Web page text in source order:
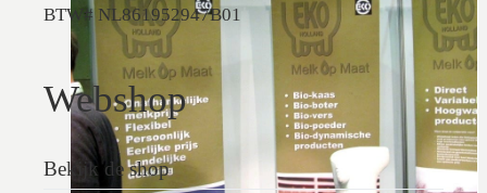
BTW# NL861952947B01
Webshop
Bekijk de shop